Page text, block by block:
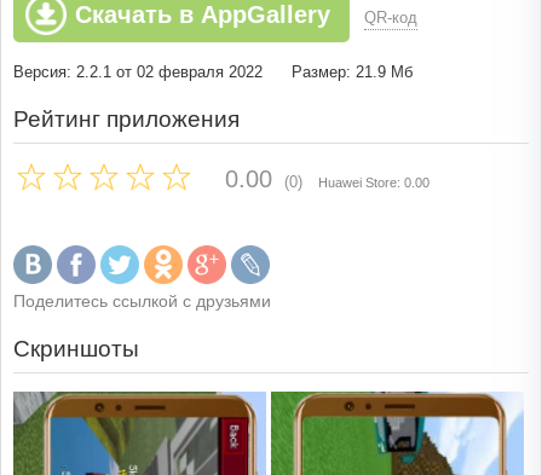
Скачать в AppGallery QR-код
Версия: 2.2.1 от 02 февраля 2022 Размер: 21.9 Мб
Рейтинг приложения
0.00 (0) Huawei Store: 0.00
Поделитесь ссылкой с друзьями
Скриншоты